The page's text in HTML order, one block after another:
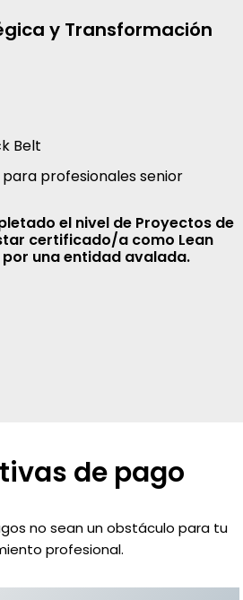
y Transformación
Belt
profesionales senior
el nivel de Proyectos de
certificado/a como Lean
por una entidad avalada.
de pago
no sean un obstáculo para tu
profesional.